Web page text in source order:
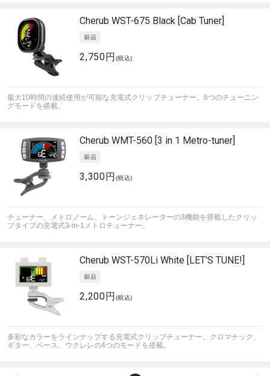
Cherub WST-675 Black [Cab Tuner]
2,750円 (税込)
最大10時間の連続使用が可能な充電式クリップチューナー。6つのチューニン
グモードを搭載。
Cherub WMT-560 [3 in 1 Metro-tuner]
3,300円 (税込)
チューナー、メトロノーム、トーンジェネレーターの3機能を搭載したクリッ
プタイプの充電式3-in-1メトロチューナー。
Cherub WST-570Li White [LET'S TUNE!]
2,200円 (税込)
多彩なカラーをラインナップする充電式クリップチューナー。クロマチック、
ギター、ベース、ウクレレの4つのモードを搭載。